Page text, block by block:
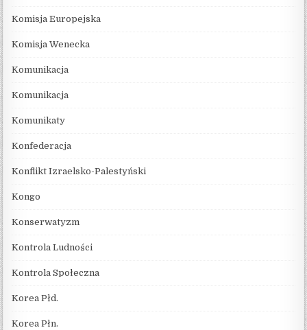
Komisja Europejska
Komisja Wenecka
Komunikacja
Komunikacja
Komunikaty
Konfederacja
Konflikt Izraelsko-Palestyński
Kongo
Konserwatyzm
Kontrola Ludności
Kontrola Społeczna
Korea Płd.
Korea Płn.